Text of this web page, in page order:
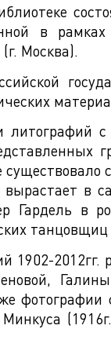
в
Москва).
с
вырастает в
Гардель в
1902-